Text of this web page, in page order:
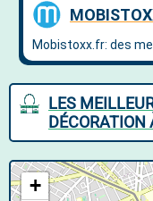
LES
DÉCORATION
+